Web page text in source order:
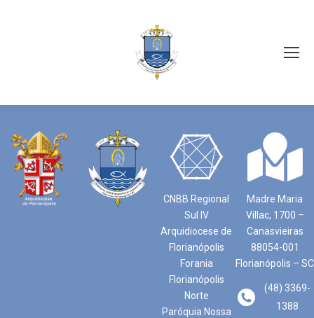
CNBB Regional
Sul IV
Arquidiocese de
Florianópolis
Forania
Florianópolis
Norte
Paróquia Nossa
Madre Maria
Villac, 1700 –
Canasvieiras
88054-001
Florianópolis – SC
(48) 3369-
1388